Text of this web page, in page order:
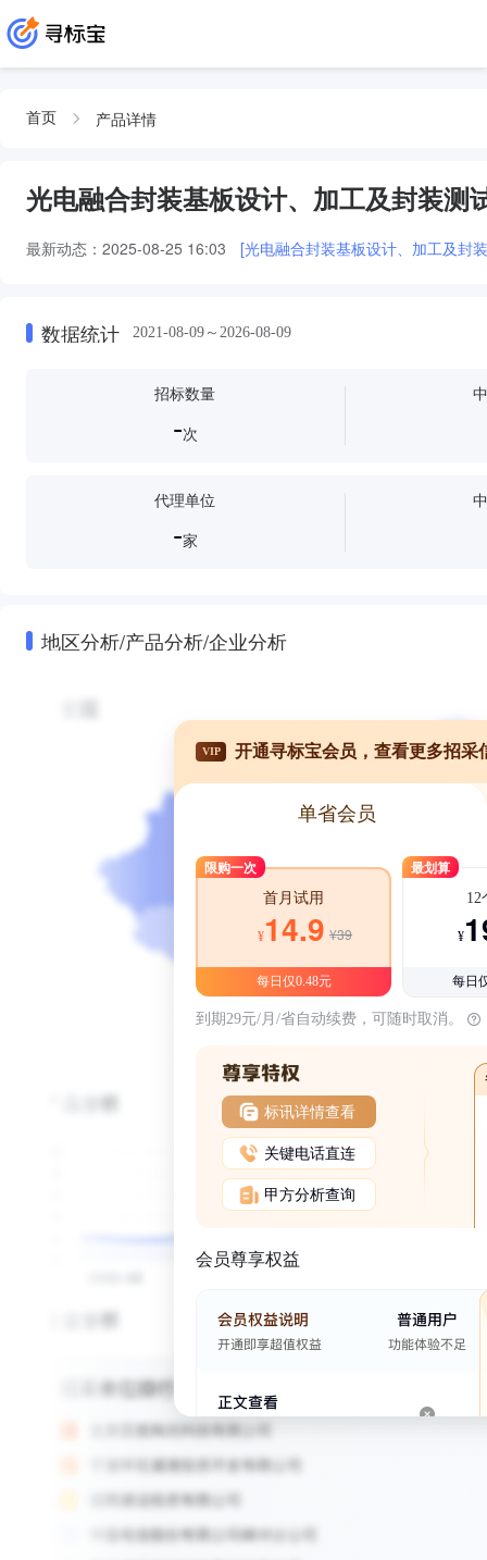
首页 产品详情
光电融合封装基板设计、加工及封装测
最新动态： 2025-08-25 16:03 [光电融合封装基板设计、加工及封
数据统计 2021-08-09～2026-08-09
招标数量
-次
代理单位
-家
地区分析/产品分析/企业分析
VIP 开通寻标宝会员，查看更多招采
单省会员
限购一次
首月试用
¥14.9 ¥39
每日仅0.48元
最划算
12
¥
每日
到期29元/月/省自动续费，可随时取消。
标讯详情查看
关键电话直连
甲方分析查询
会员尊享权益